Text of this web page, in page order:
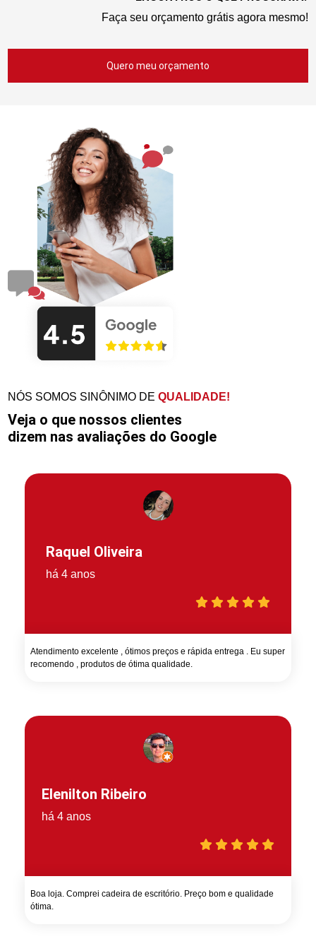
Faça seu orçamento grátis agora mesmo!
Quero meu orçamento
NÓS SOMOS SINÔNIMO DEQUALIDADE!
Veja o que nossos clientes
dizem nas avaliações do Google
Raquel Oliveira
há 4 anos
Atendimento excelente , ótimos preços e rápida entrega . Eu super
recomendo , produtos de ótima qualidade.
Elenilton Ribeiro
há 4 anos
Boa loja. Comprei cadeira de escritório. Preço bom e qualidade
ótima.